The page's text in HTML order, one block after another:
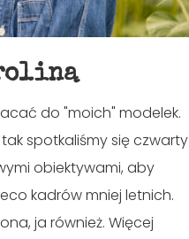
do "moich" modelek.
spotkaliśmy się czwarty
obiektywami, aby
kadrów mniej letnich.
ja również. Więcej